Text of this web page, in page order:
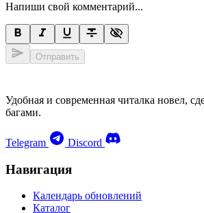
Напиши свой комментарий...
Отправить
Удобная и современная читалка новел,
багами.
Telegram Discord
Навигация
Календарь обновлений
Каталог